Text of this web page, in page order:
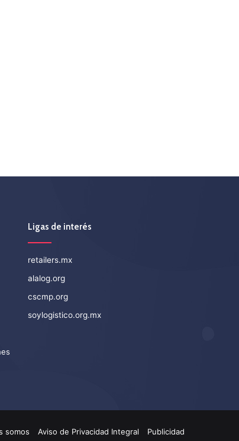
Ligas de interés
retailers.mx
alalog.org
cscmp.org
soylogistico.org.mx
somos Aviso de Privacidad Integral Publicidad